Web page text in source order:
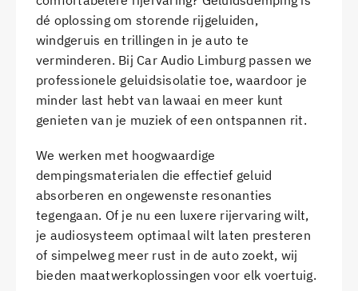
dé oplossing om storende rijgeluiden,
windgeruis en trillingen in je auto te
verminderen. Bij Car Audio Limburg passen we
professionele geluidsisolatie toe, waardoor je
minder last hebt van lawaai en meer kunt
genieten van je muziek of een ontspannen rit.
We werken met hoogwaardige
dempingsmaterialen die effectief geluid
absorberen en ongewenste resonanties
tegengaan. Of je nu een luxere rijervaring wilt,
je audiosysteem optimaal wilt laten presteren
of simpelweg meer rust in de auto zoekt, wij
bieden maatwerkoplossingen voor elk voertuig.